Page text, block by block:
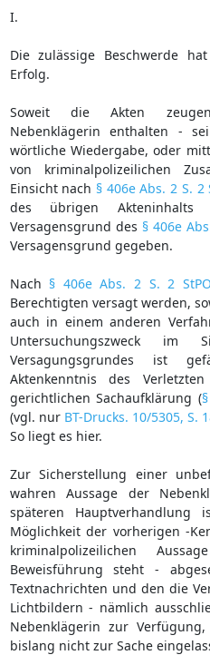
I.
Die zulässige Beschwerde
Erfolg.
Soweit die Akten
Nebenklägerin enthalten -
wörtliche Wiedergabe, oder
von kriminalpolizeilichen
Einsicht nach § 406e Abs. 2 S. 2
des übrigen
Versagensgrund des § 406e
Versagensgrund gegeben.
Nach § 406e Abs. 2 S. 2 StPO
Berechtigten versagt werden,
auch in einem anderen
Untersuchungszweck im
Versagungsgrundes ist
Aktenkenntnis des
gerichtlichen Sachaufklärung (
(vgl. nur BT-Drucks. 10/5305, S.
So liegt es hier.
Zur Sicherstellung einer
wahren Aussage der
späteren
Möglichkeit der vorherigen -
kriminalpolizeilichen
Beweisführung steht -
Textnachrichten und den die
Lichtbildern - nämlich
Nebenklägerin zur
bislang nicht zur Sache